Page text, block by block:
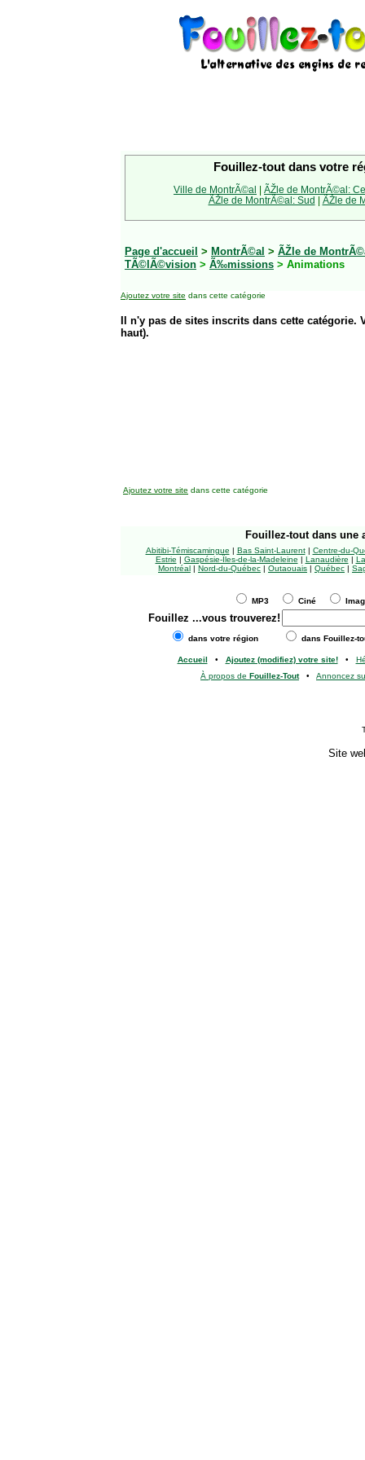
Fouillez-tout dans votre
Ville de MontrÃ©al | ÃŽle de MontrÃ©al:
ÃŽle de MontrÃ©al: Sud | ÃŽle de
Page d'accueil > MontrÃ©al > ÃŽle de
TÃ©lÃ©vision > Ã‰missions > Animations
Ajoutez votre site dans cette catégorie
Il n'y pas de sites inscrits dans cette
haut).
Ajoutez votre site dans cette catégorie
Fouillez-tout dans une
Abitibi-Témiscamingue | Bas Saint-Laurent| Centre-du-
Estrie | Gaspésie-Îles-de-la-Madeleine | Lanaudière |
Montréal | Nord-du-Québec | Outaouais | Québec |
MP3 Ciné
Fouillez ...vous trouverez!
dans votre région dans Fouillez-
Accueil • Ajoutez (modifiez) votre site!•
À propos de Fouillez-Tout• Annoncez
Site